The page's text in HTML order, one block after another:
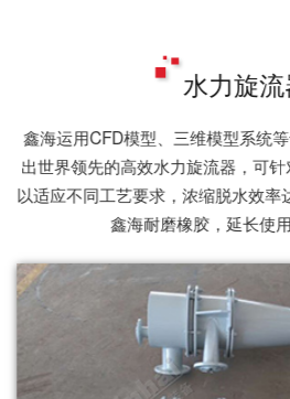
水力旋
鑫海运用CFD模型、三维模型系统
出世界领先的高效水力旋流器，可
以适应不同工艺要求，浓缩脱水效
鑫海耐磨橡胶，延长使